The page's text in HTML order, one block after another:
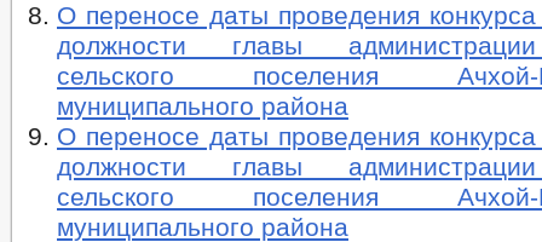
О переносе даты проведения
должности главы
сельского поселения Ачхой-
муниципального района
О переносе даты проведения
должности главы
сельского поселения Ачхой-
муниципального района